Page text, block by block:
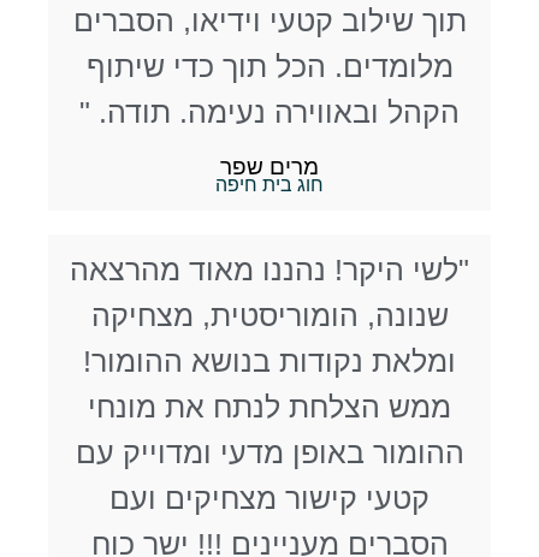
תוך שילוב קטעי וידיאו, הסברים
מלומדים. הכל תוך כדי שיתוף
הקהל ובאווירה נעימה. תודה. "
מרים שפר
חוג בית חיפה
"לשי היקר! נהננו מאוד מהרצאה
שנונה, הומוריסטית, מצחיקה
ומלאת נקודות בנושא ההומור!
ממש הצלחת לנתח את מונחי
ההומור באופן מדעי ומדוייק עם
קטעי קישור מצחיקים ועם
הסברים מעניינים !!! ישר כוח